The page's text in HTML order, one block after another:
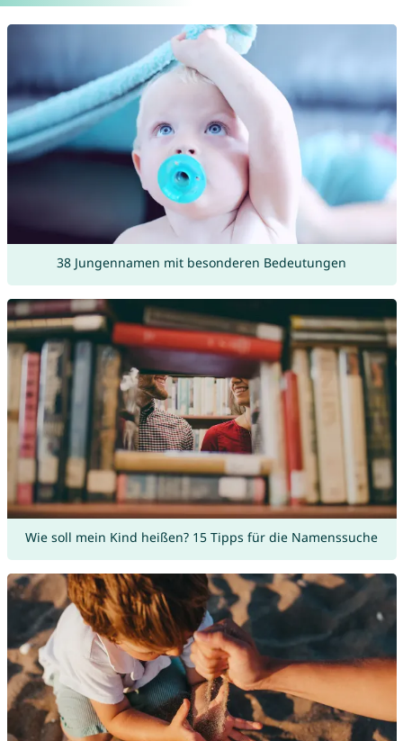
38 Jungennamen mit besonderen Bedeutungen
Wie soll mein Kind heißen? 15 Tipps für die Namenssuche